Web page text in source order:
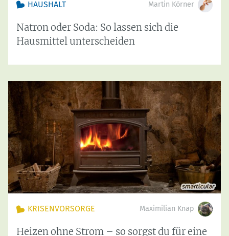
HAUSHALT Martin Körner
Natron oder Soda: So lassen sich die
Hausmittel unterscheiden
KRISENVORSORGE Maximilian Knap
Heizen ohne Strom – so sorgst du für eine